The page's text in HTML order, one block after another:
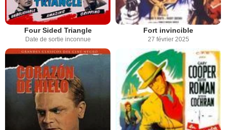
Four Sided Triangle
Date de sortie inconnue
Fort invincible
27 février 2025